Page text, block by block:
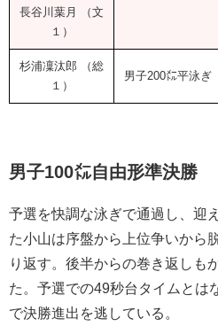
長谷川葉月 （文
１）
杉浦凜汰郎 （総
１）
男子200㍍平泳ぎ
男子100㍍自由形準決勝
予選を快調な泳ぎで通過し、迎
た小山は序盤から上位争いから
り返す。後半からの巻き返しも
た。予選での49秒台タイムとは
で決勝進出を逃している。